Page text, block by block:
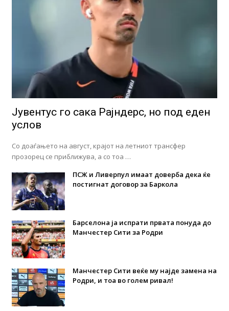
Јувентус го сака Рајндерс, но под еден
услов
Со доаѓањето на август, крајот на летниот трансфер
прозорец се приближува, а со тоа …
ПСЖ и Ливерпул имаат доверба дека ќе
постигнат договор за Баркола
Барселона ја испрати првата понуда до
Манчестер Сити за Родри
Манчестер Сити веќе му најде замена на
Родри, и тоа во голем ривал!